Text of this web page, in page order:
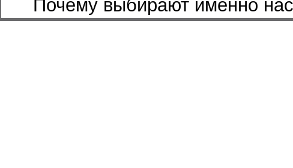
Бренды, с которыми мы
Почему выбирают именно